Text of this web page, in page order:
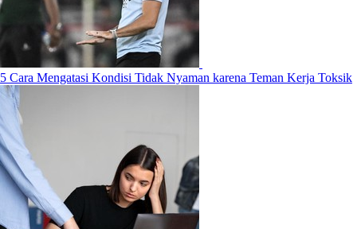
5 Cara Mengatasi Kondisi Tidak Nyaman karena Teman Kerja Toksik